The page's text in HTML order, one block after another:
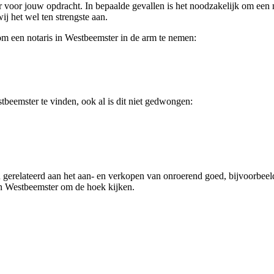
jouw opdracht. In bepaalde gevallen is het noodzakelijk om
het wel ten strengste aan.
een notaris in Westbeemster in de arm te nemen:
te vinden, ook al is dit niet gedwongen:
aan het aan- en verkopen van onroerend goed,
om de hoek kijken.